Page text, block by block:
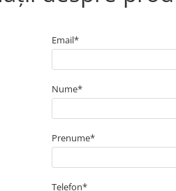
a vă bucura de o intrare
Email*
Nume*
Prenume*
Telefon*